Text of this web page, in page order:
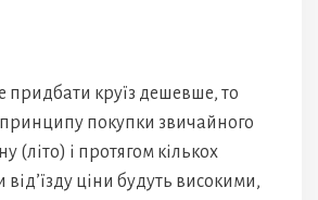
придбати круїз дешевше, то
покупки звичайного
(літо) і протягом кількох
від’їзду ціни будуть високими,